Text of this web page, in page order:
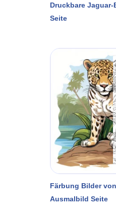
Druckbare
Seite
Färbung Bilder
Ausmalbild Seite